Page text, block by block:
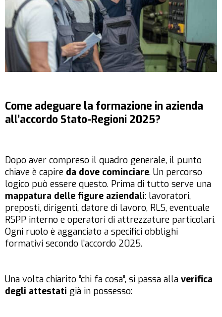
Come adeguare la formazione in azienda
all’accordo Stato-Regioni 2025?
Dopo aver compreso il quadro generale, il punto
chiave è capire da dove cominciare. Un percorso
logico può essere questo. Prima di tutto serve una
mappatura delle figure aziendali: lavoratori,
preposti, dirigenti, datore di lavoro, RLS, eventuale
RSPP interno e operatori di attrezzature particolari.
Ogni ruolo è agganciato a specifici obblighi
formativi secondo l’accordo 2025.
Una volta chiarito “chi fa cosa”, si passa alla verifica
degli attestati già in possesso: